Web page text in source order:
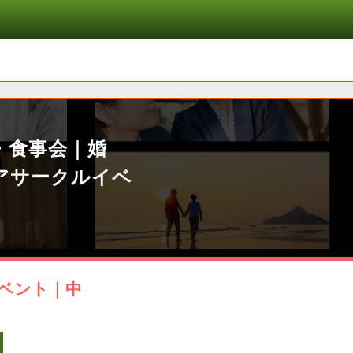
食事会｜婚
サークルイベ
ント｜中